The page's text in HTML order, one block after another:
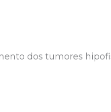
dos tumores